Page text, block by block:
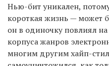
Нью-бит уникален,
короткая жизнь — может
он в одиночку повлиял
корпуса жанров
многим другим хайп-